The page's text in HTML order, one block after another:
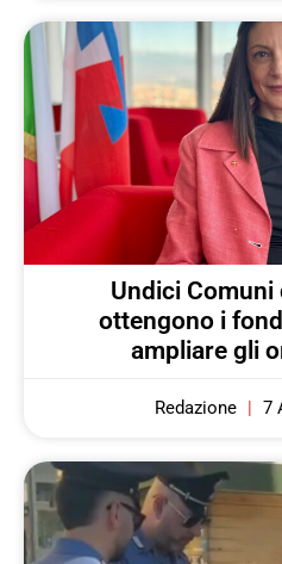
Undici Comuni
ottengono i
ampliare gli
Redazione 7